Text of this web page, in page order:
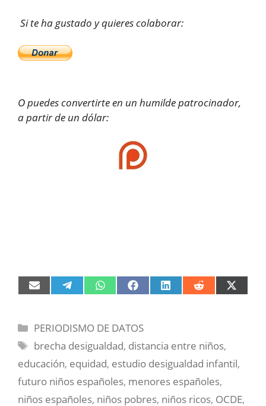
Si te ha gustado y quieres colaborar:
O puedes convertirte en un humilde patrocinador,
a partir de un dólar:
Compartir
en
Compartir
en
Compartir
en
Compartir
en
Compartir
en
Compartir
en en
Categorías
PERIODISMO DE DATOS
Etiquetas
brecha desigualdad, distancia entre niños,
educación, equidad, estudio desigualdad infantil,
futuro niños españoles, menores españoles,
niños españoles, niños pobres, niños ricos, OCDE,